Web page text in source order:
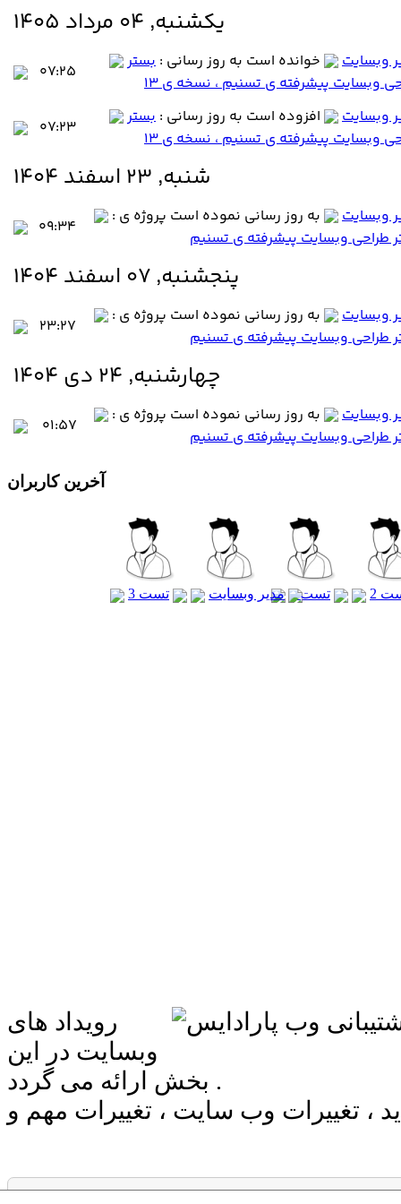
يكشنبه, ۰۴ مرداد ۱۴۰۵
۰۷:۲۵ وبسایت خوانده است به روز رسانی : بستر
وبسایت پیشرفته ی تسنیم ، نسخه ی 13
۰۷:۲۳
وبسایت افزوده است به روز رسانی : بستر
وبسایت پیشرفته ی تسنیم ، نسخه ی 13
شنبه, ۲۳ اسفند ۱۴۰۴
۰۹:۳۴ وبسایت
به روز رسانی نموده است پروژه ی :
طراحی وبسایت پیشرفته ی تسنیم
پنجشنبه, ۰۷ اسفند ۱۴۰۴
۲۳:۲۷ وبسایت
به روز رسانی نموده است پروژه ی :
طراحی وبسایت پیشرفته ی تسنیم
چهارشنبه, ۲۴ دي ۱۴۰۴
۰۱:۵۷ وبسایت
به روز رسانی نموده است پروژه ی :
طراحی وبسایت پیشرفته ی تسنیم
آخرین کاربران
2 تست 1 مدیر وبسایت تست 3
رویداد های
وبسایت در این
بخش ارائه می گردد .